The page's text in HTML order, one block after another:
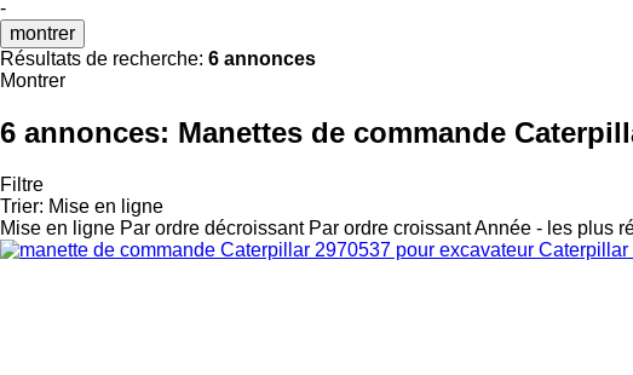
-
montrer
Résultats de recherche: 6 annonces
Montrer
6 annonces: Manettes de commande
Filtre
Trier: Mise en ligne
Mise en ligne Par ordre décroissant Par ordre croissantAnnée - les plus